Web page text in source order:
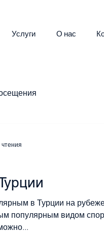
Услуги О нас
в Турции на
популярным видом